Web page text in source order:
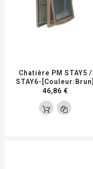
Chatière PM STAY5 /
STAY6-[Couleur:Brun]
46,86 €